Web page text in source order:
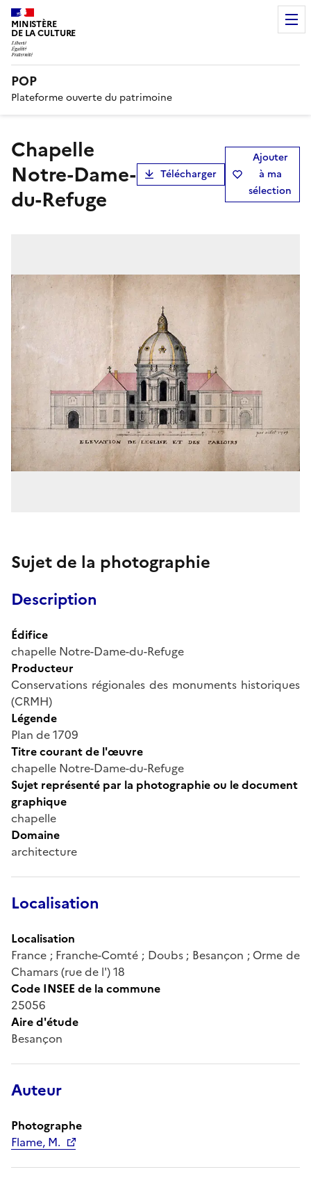
MINISTÈRE
DE LA CULTURE
POP
Plateforme ouverte du patrimoine
chapelle
Notre-Dame-
du-Refuge
Télécharger
Ajouter
à ma
sélection
Sujet de la photographie
Description
Édifice
chapelle Notre-Dame-du-Refuge
Producteur
Conservations régionales des monuments historiques
(CRMH)
Légende
Plan de 1709
Titre courant de l'œuvre
chapelle Notre-Dame-du-Refuge
Sujet représenté par la photographie ou le document
graphique
chapelle
Domaine
architecture
Localisation
Localisation
France ; Franche-Comté ; Doubs ; Besançon ; Orme de
Chamars (rue de l') 18
Code INSEE de la commune
25056
Aire d'étude
Besançon
Auteur
Photographe
Flame, M.